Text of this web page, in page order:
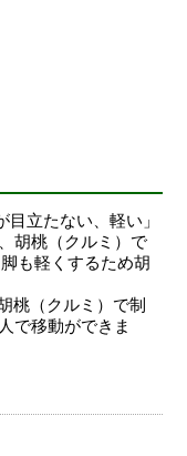
立たない、軽い」
胡桃（クルミ）で
も軽くするため胡
桃（クルミ）で制
で移動ができま